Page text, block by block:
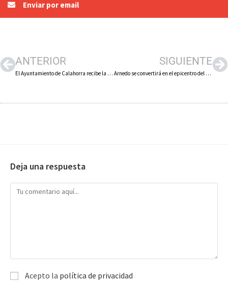
Enviar por email
ANTERIOR
El Ayuntamiento de Calahorra recibe la primera fase del polígono industrial ‘El Recuenco’
SIGUIENTE
Arnedo se convertirá en el epicentro del trail running nacional con la ‘Atom Isasa Trail Xtrem’
Deja una respuesta
Acepto la política de privacidad